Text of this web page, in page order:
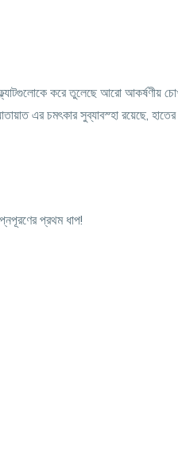
করে তুলেছে আরো আকর্ষণীয়
এর চমৎকার সুব্যাবস্হা রয়েছে, হাতের
প্রথম ধাপ!